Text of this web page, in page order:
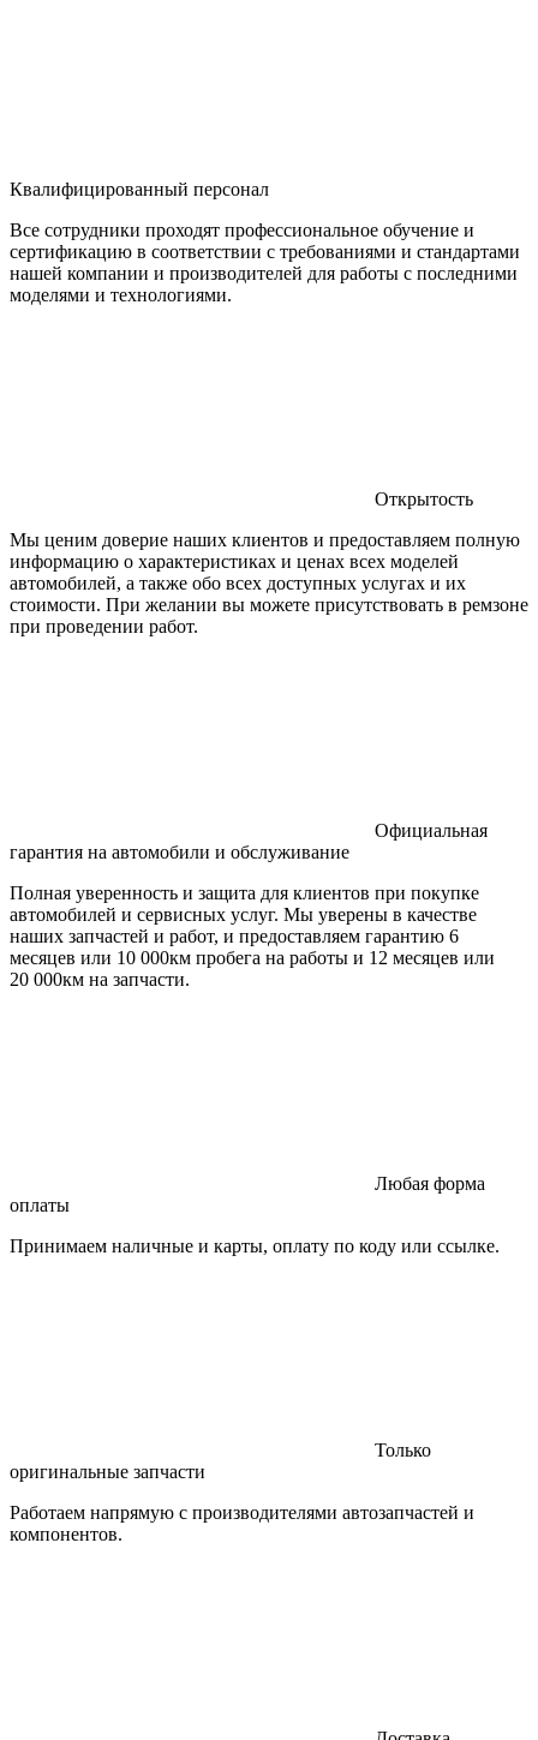
Квалифицированный персонал
Все сотрудники проходят профессиональное обучение и
сертификацию в соответствии с требованиями и стандартами
нашей компании и производителей для работы с последними
моделями и технологиями.
Открытость
Мы ценим доверие наших клиентов и предоставляем полную
информацию о характеристиках и ценах всех моделей
автомобилей, а также обо всех доступных услугах и их
стоимости. При желании вы можете присутствовать в ремзоне
при проведении работ.
Официальная
гарантия на автомобили и обслуживание
Полная уверенность и защита для клиентов при покупке
автомобилей и сервисных услуг. Мы уверены в качестве
наших запчастей и работ, и предоставляем гарантию 6
месяцев или 10 000км пробега на работы и 12 месяцев или
20 000км на запчасти.
Любая форма
оплаты
Принимаем наличные и карты, оплату по коду или ссылке.
Только
оригинальные запчасти
Работаем напрямую с производителями автозапчастей и
компонентов.